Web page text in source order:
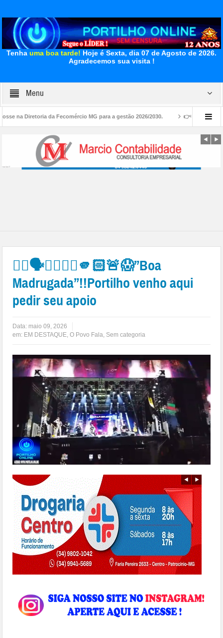
Tenha uma boa tarde! Hoje é Sexta, dia 07 de Agosto de 2026.
Agradecemos sua visita !
Menu
Fecomércio MG para a gestão 2026/2030. 👉🧐😱😳🚨🔎🚔🔍📢🗣😳👀Quem é
Parque dos Pássaros?”?🫣👀” ?? 🐽 🐷 🐖
👉🏻🗣️😤🎆🎇🚀🫵🏻🚨😱”Boa
Madrugada”!!Portilho venho aqui
pedir seu apoio
Data: maio 09, 2026
em: EM DESTAQUE,O Povo Fala, Sem categoria